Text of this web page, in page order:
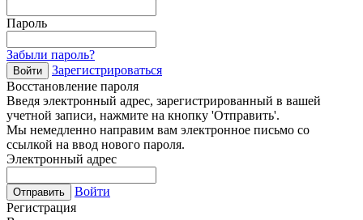
Пароль
Забыли пароль?
Войти
Зарегистрироваться
Восстановление пароля
Введя электронный адрес, зарегистрированный в вашей
учетной записи, нажмите на кнопку 'Отправить'.
Мы немедленно направим вам электронное письмо со
ссылкой на ввод нового пароля.
Электронный адрес
Отправить
Войти
Регистрация